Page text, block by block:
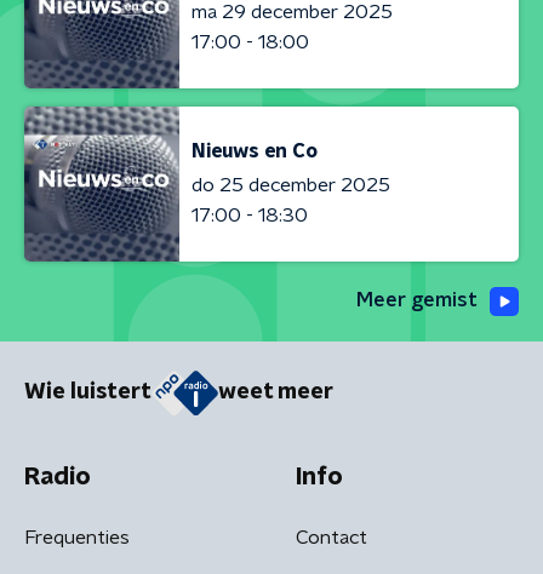
ma 29 december 2025
17:00 - 18:00
Nieuws en Co
do 25 december 2025
17:00 - 18:30
Meer gemist
Wie luistert weet meer
Radio
Frequenties
Info
Contact